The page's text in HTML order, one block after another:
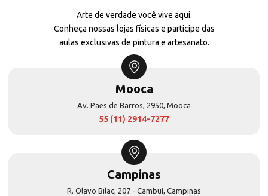
Arte de verdade você vive aqui.
Conheça nossas lojas físicas e participe das
aulas exclusivas de pintura e artesanato.
Mooca
Av. Paes de Barros, 2950, Mooca
55 (11) 2914-7277
Campinas
R. Olavo Bilac, 207 - Cambuí, Campinas